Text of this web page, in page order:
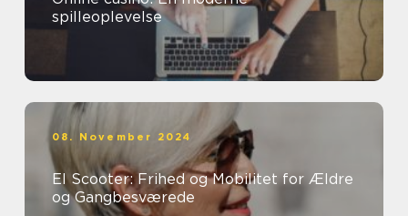
spilleoplevelse
08. November 2024
El Scooter: Frihed og Mobilitet for Ældre
og Gangbesværede